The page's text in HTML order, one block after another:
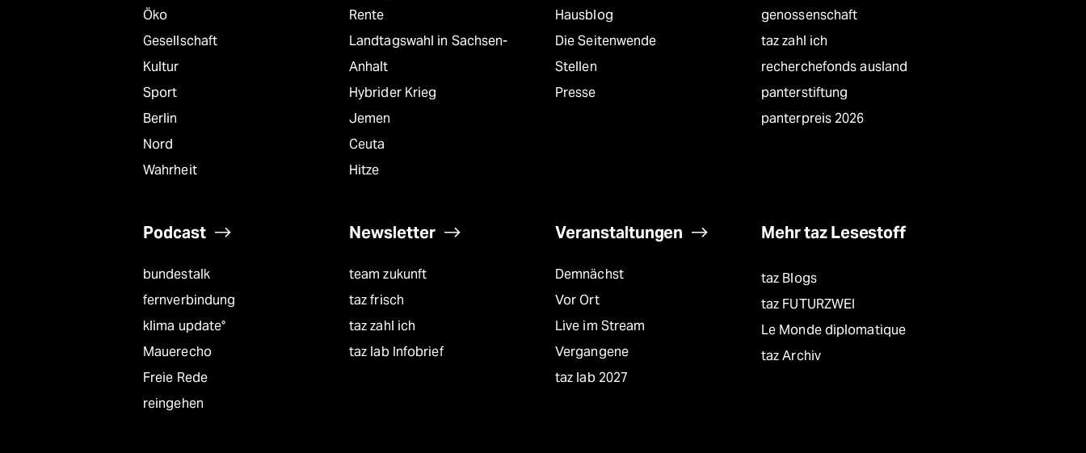
Öko
Gesellschaft
Kultur
Sport
Berlin
Nord
Wahrheit
Rente
Landtagswahl in Sachsen-
Anhalt
Hybrider Krieg
Jemen
Ceuta
Hitze
Hausblog
Die Seitenwende
Stellen
Presse
genossenschaft
taz zahl ich
recherchefonds ausland
panterstiftung
panterpreis 2026
Podcast
bundestalk
fernverbindung
klima update°
Mauerecho
Freie Rede
reingehen
Newsletter
team zukunft
taz frisch
taz zahl ich
taz lab Infobrief
Veranstaltungen
Demnächst
Vor Ort
Live im Stream
Vergangene
taz lab 2027
Mehr taz Lesestoff
taz Blogs
taz FUTURZWEI
Le Monde diplomatique
taz Archiv